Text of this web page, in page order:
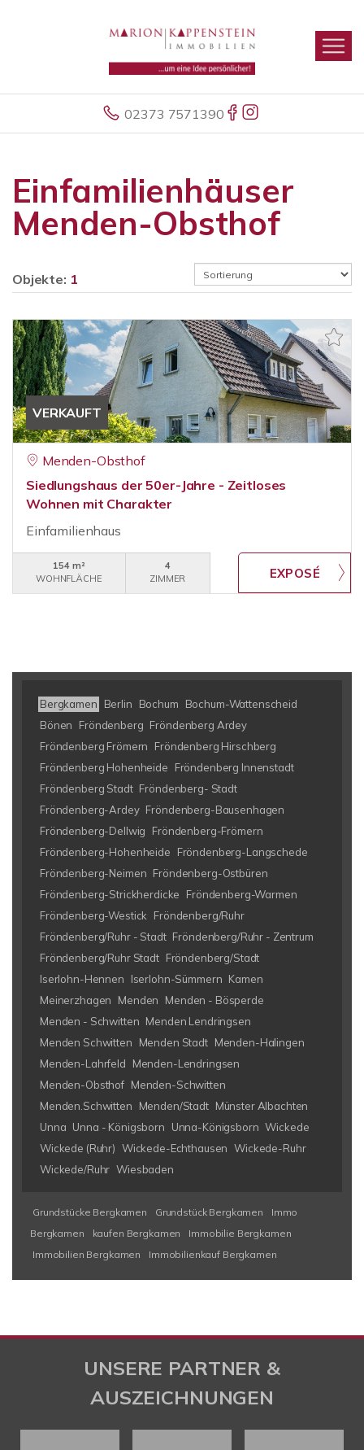
02373 7571390
Einfamilienhäuser
Menden-Obsthof
Objekte: 1
VERKAUFT
Menden-Obsthof
Siedlungshaus der 50er-Jahre - Zeitloses
Wohnen mit Charakter
Einfamilienhaus
154 m²
WOHNFLÄCHE
4
ZIMMER
Bergkamen Berlin Bochum
Bochum-Wattenscheid
Bönen
Fröndenberg Fröndenberg Ardey
Fröndenberg Frömern
Fröndenberg Hirschberg
Fröndenberg Hohenheide
Fröndenberg Innenstadt
Fröndenberg Stadt Fröndenberg- Stadt
Fröndenberg-Ardey Fröndenberg-Bausenhagen
Fröndenberg-Dellwig
Fröndenberg-Frömern
Fröndenberg-Hohenheide
Fröndenberg-Langschede
Fröndenberg-Neimen Fröndenberg-Ostbüren
Fröndenberg-Strickherdicke
Fröndenberg-Warmen
Fröndenberg-Westick
Fröndenberg/Ruhr
Fröndenberg/Ruhr - Stadt Fröndenberg/Ruhr - Zentrum
Fröndenberg/Ruhr Stadt Fröndenberg/Stadt
Iserlohn-Hennen
Iserlohn-Sümmern Kamen
Meinerzhagen
Menden
Menden - Bösperde
Menden - Schwitten Menden Lendringsen
Menden Schwitten
Menden Stadt Menden-Halingen
Menden-Lahrfeld
Menden-Lendringsen
Menden-Obsthof Menden-Schwitten
Menden.Schwitten
Menden/Stadt Münster Albachten
Unna Unna - Königsborn Unna-Königsborn Wickede
Wickede (Ruhr) Wickede-Echthausen Wickede-Ruhr
Wickede/Ruhr Wiesbaden
Grundstücke Bergkamen Grundstück Bergkamen
Immo
Bergkamen
kaufen Bergkamen
Immobilie Bergkamen
Immobilien Bergkamen
Immobilienkauf Bergkamen
UNSERE PARTNER &
AUSZEICHNUNGEN